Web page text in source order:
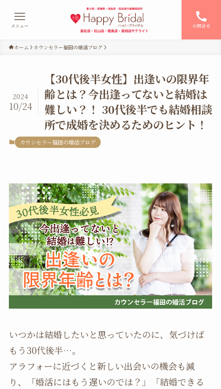
お問合せ
メニュー
ホーム カウンセラー福田の婚活ブログ
【30代後半女性】出逢いの限界年
齢とは？今出逢ってないと結婚は
難しい？！ 30代後半でも結婚相談
所で成婚を決めるためのヒント！
2024
10/24
カウンセラー福田の婚活ブログ
いつかは結婚したいと思っていたのに、気づけば
もう30代後半…。
アラフォーに近づくと新しい出会いの機会も減
り、「婚活にはもう遅いのでは？」「結婚できる